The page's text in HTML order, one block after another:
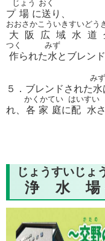
プ 場
じょう
に送
おく
り、
大阪広域水道
おおさかこういきすいどう
作
つく
られた水
みず
とブレン
５．ブレンドされた水
みず
れ、 各家庭
かくかてい
に配水
はいすい
浄水場
じょうすいじょ